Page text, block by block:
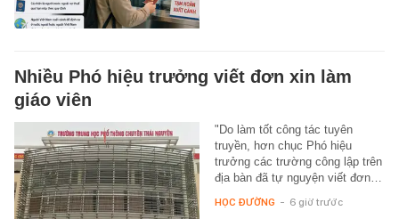
Nhiều Phó hiệu trưởng viết đơn xin làm
giáo viên
"Do làm tốt công tác tuyên
truyền, hơn chục Phó hiệu
trưởng các trường công lập trên
địa bàn đã tự nguyện viết đơn…
HỌC ĐƯỜNG - 6 giờ trước